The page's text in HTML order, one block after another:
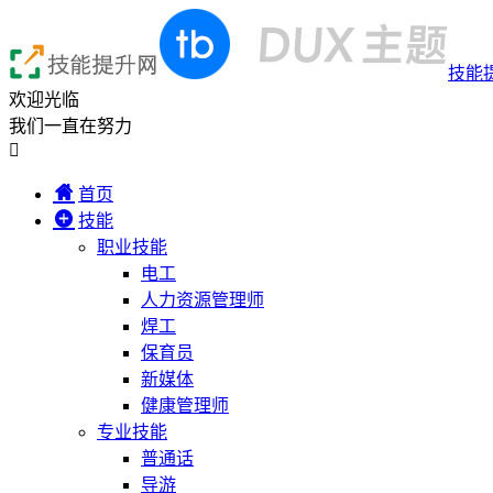
技能
欢迎光临
我们一直在努力

首页
技能
职业技能
电工
人力资源管理师
焊工
保育员
新媒体
健康管理师
专业技能
普通话
导游